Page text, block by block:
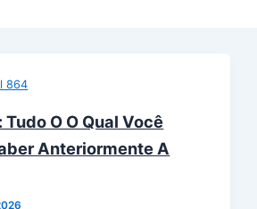
864
O O Qual Você
Anteriormente A